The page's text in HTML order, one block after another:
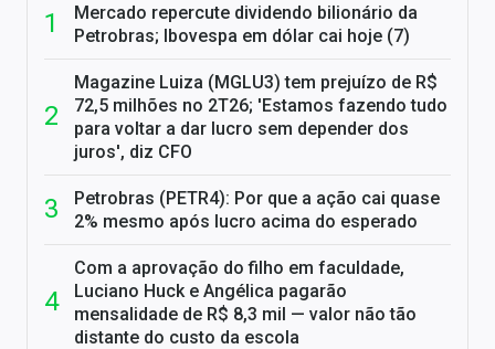
Mercado repercute dividendo bilionário da
Petrobras; Ibovespa em dólar cai hoje (7)
Magazine Luiza (MGLU3) tem prejuízo de R$
72,5 milhões no 2T26; 'Estamos fazendo tudo
para voltar a dar lucro sem depender dos
juros', diz CFO
Petrobras (PETR4): Por que a ação cai quase
2% mesmo após lucro acima do esperado
Com a aprovação do filho em faculdade,
Luciano Huck e Angélica pagarão
mensalidade de R$ 8,3 mil — valor não tão
distante do custo da escola